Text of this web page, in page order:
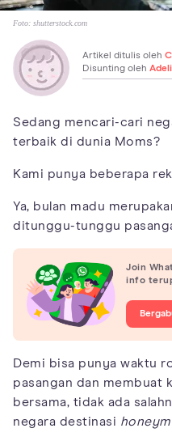
Foto: shutterstock.com
Artikel ditulis oleh
Disunting oleh
Sedang mencari-cari
terbaik di dunia Moms?
Kami punya beberapa
Ya, bulan madu
ditunggu-tunggu
Join
info
Demi bisa punya waktu
pasangan dan membuat
bersama, tidak ada
negara destinasi